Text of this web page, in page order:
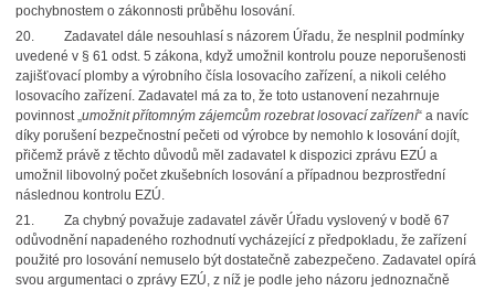
pochybnostem o zákonnosti průběhu losování.
20.
Zadavatel dále nesouhlasí s názorem Úřadu, že nesplnil podmínky
uvedené v § 61 odst. 5 zákona, když umožnil kontrolu pouze neporušenosti
zajišťovací plomby a výrobního čísla losovacího zařízení, a nikoli celého
losovacího zařízení. Zadavatel má za to, že toto ustanovení nezahrnuje
povinnost „umožnit přítomným zájemcům rozebrat losovací zařízení“ a navíc
díky porušení bezpečnostní pečeti od výrobce by nemohlo k losování dojít,
přičemž právě z těchto důvodů měl zadavatel k dispozici zprávu EZÚ a
umožnil libovolný počet zkušebních losování a případnou bezprostřední
následnou kontrolu EZÚ.
21.
Za chybný považuje zadavatel závěr Úřadu vyslovený v bodě 67
odůvodnění napadeného rozhodnutí vycházející z předpokladu, že zařízení
použité pro losování nemuselo být dostatečně zabezpečeno. Zadavatel opírá
svou argumentaci o zprávy EZÚ, z níž je podle jeho názoru jednoznačně